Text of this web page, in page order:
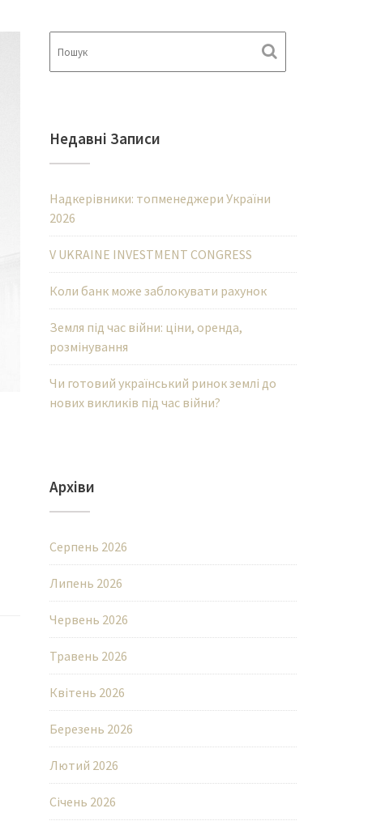
Недавні Записи
Надкерівники: топменеджери України
2026
V UKRAINE INVESTMENT CONGRESS
Коли банк може заблокувати рахунок
Земля під час війни: ціни, оренда,
розмінування
Чи готовий український ринок землі до
нових викликів під час війни?
Архіви
Серпень 2026
Липень 2026
Червень 2026
Травень 2026
Квітень 2026
Березень 2026
Лютий 2026
Січень 2026